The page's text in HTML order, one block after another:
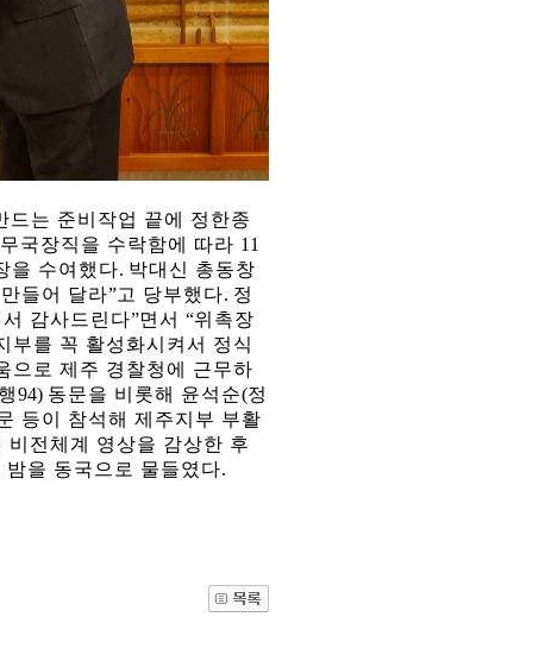
관건립기금 기부자
학발전기금 기부자
공지사항
자유게시판
지부지회 링크
동문기업 링크
드는 준비작업 끝에 정한종
국장직을 수락함에 따라 11
을 수여했다. 박대신 총동창
들어 달라”고 당부했다. 정
감사드린다”면서 “위촉장
부를 꼭 활성화시켜서 정식
으로 제주 경찰청에 근무하
94) 동문을 비롯해 윤석순(정
등이 참석해 제주지부 부활
비전체계 영상을 감상한 후
을 동국으로 물들였다.